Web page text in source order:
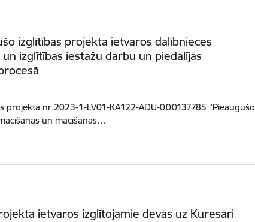
izglītības projekta ietvaros dalībnieces
izglītības iestāžu darbu un piedalījās
projekta nr.2023-1-LV01-KA122-ADU-000137785 "Pieaugušo
un mācīšanās…
ietvaros izglītojamie devās uz Kuresāri